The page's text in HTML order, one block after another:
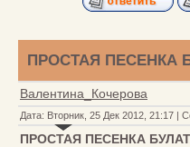
ПРОСТАЯ ПЕСЕНКА
Валентина_Кочерова
Дата: Вторник, 25 Дек 2012, 21:17 |
ПРОСТАЯ ПЕСЕНКА